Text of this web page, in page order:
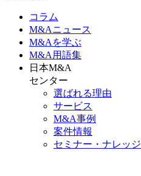
コラム
M&Aニュース
M&Aを学ぶ
M&A 用語集
日本M&A
センター
選ばれる理由
サービス
M&A事例
案件情報
セミナー・ナレッジ